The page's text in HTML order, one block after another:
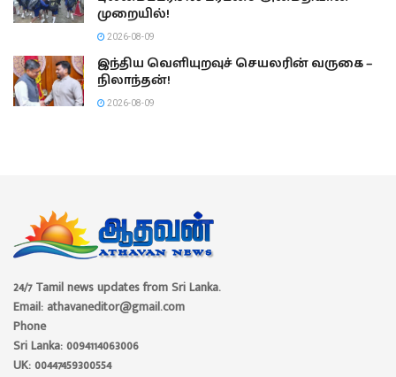
முறையில்!
2026-08-09
இந்திய வெளியுறவுச் செயலரின் வருகை –
நிலாந்தன்!
2026-08-09
24/7 Tamil news updates from Sri Lanka.
Email: athavaneditor@gmail.com
Phone
Sri Lanka: 0094114063006
UK: 00447459300554